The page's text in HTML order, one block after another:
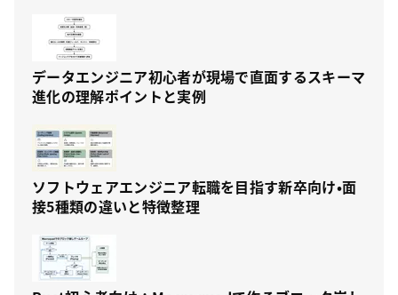
データエンジニア初心者が現場で直面するスキーマ
進化の理解ポイントと実例
ソフトウェアエンジニア転職を目指す新卒向け・面
接5種類の違いと特徴整理